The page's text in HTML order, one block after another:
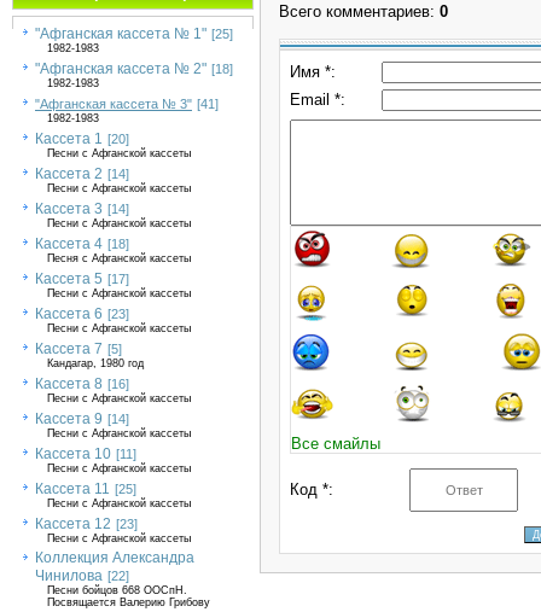
"Афганская кассета № 1" [25]
1982-1983
"Афганская кассета № 2" [18]
1982-1983
"Афганская кассета № 3" [41]
1982-1983
Кассета 1 [20]
Песни с Афганской кассеты
Кассета 2 [14]
Песни с Афганской кассеты
Кассета 3 [14]
Песни с Афганской кассеты
Кассета 4 [18]
Песня с Афганской кассеты
Кассета 5 [17]
Песни с Афганской кассеты
Кассета 6 [23]
Песни с Афганской кассеты
Кассета 7 [5]
Кандагар, 1980 год
Кассета 8 [16]
Песни с Афганской кассеты
Кассета 9 [14]
Песни с Афганской кассеты
Кассета 10 [11]
Песни с Афганской кассеты
Кассета 11 [25]
Песни с Афганской кассеты
Кассета 12 [23]
Песни с Афганской кассеты
Коллекция Александра
Чинилова [22]
Песни бойцов 668 ООСпН.
Посвящается Валерию Грибову
Всего комментариев: 0
Имя *:
Email *:
Все смайлы
Код *: